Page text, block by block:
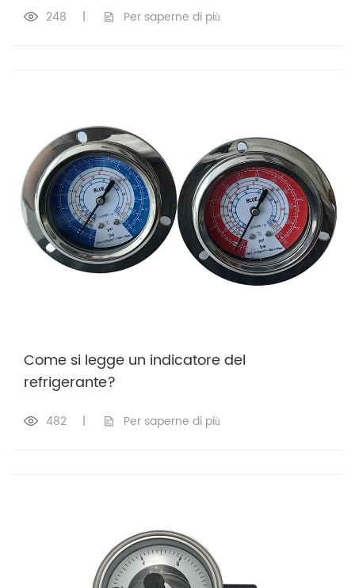
248 | Per saperne di più
Come si legge un indicatore del
refrigerante?
482 | Per saperne di più